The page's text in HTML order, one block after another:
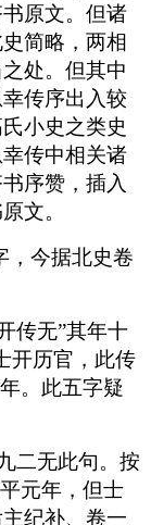
原文。但诸
简略，两相
处。但其中
传序出入较
小史之类史
传中相关诸
序赞，插入
文。
今据北史卷
无”其年十
开历官，此传
。此五字疑
二无此句。按
元年，但士
纪补、卷一